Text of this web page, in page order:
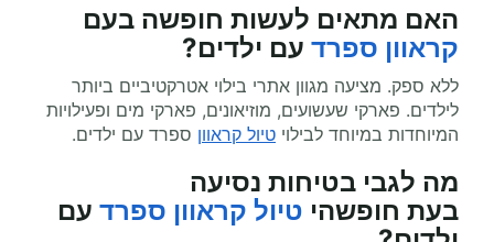
האם מתאים לעשות חופשה בעם
קראוון ספרד עם ילדים?
ללא ספק. מציעה מגוון אתרי בילוי אטרקטיביים ביותר
לילדים. פארקי שעשועים, מוזיאונים, פארקי מים ופעילויות
המיוחדות במיוחד לבילוי טיול קראוון ספרד עם ילדים.
מה לגבי בטיחות נסיעה
בעת חופשהי טיול קראוון ספרד עם